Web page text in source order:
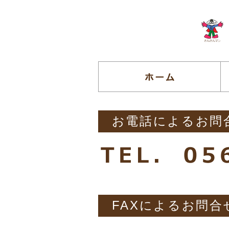
お電話によるお問
FAXによるお問合